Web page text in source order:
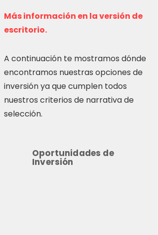
Más información en la versión de
escritorio.
A continuación te mostramos dónde
encontramos nuestras opciones de
inversión ya que cumplen todos
nuestros criterios de narrativa de
selección.
Oportunidades de
Inversión